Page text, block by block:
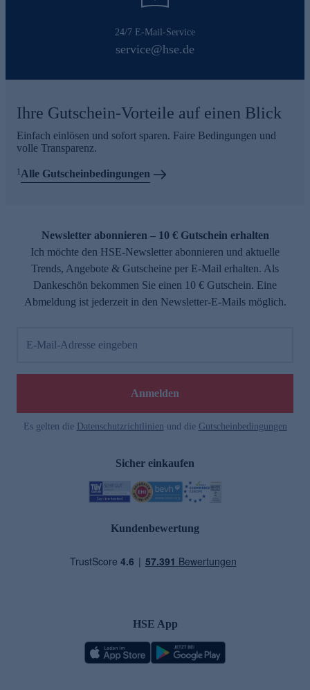
24/7 E-Mail-Service
service@hse.de
Ihre Gutschein-Vorteile auf einen Blick
Einfach einlösen und sofort sparen. Faire Bedingungen und
volle Transparenz.
1 Alle Gutscheinbedingungen
Newsletter abonnieren – 10 € Gutschein erhalten
Ich möchte den HSE-Newsletter abonnieren und aktuelle
Trends, Angebote & Gutscheine per E-Mail erhalten. Als
Dankeschön bekommen Sie einen 10 € Gutschein. Eine
Abmeldung ist jederzeit in den Newsletter-E-Mails möglich.
E-Mail-Adresse eingeben
Anmelden
Es gelten die Datenschutzrichtlinien und die Gutscheinbedingungen
Sicher einkaufen
Kundenbewertung
HSE App